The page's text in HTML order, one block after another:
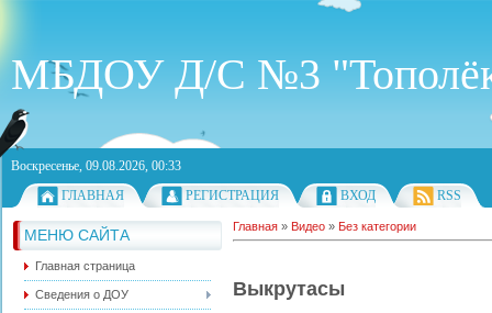
МБДОУ Д/С №3
Воскресенье, 09.08.2026, 00:33
ГЛАВНАЯ
РЕГИСТРАЦИЯ ВХОД RSS
МЕНЮ САЙТА
Главная страница
Сведения о ДОУ
Главная » Видео » Без категории
Выкрутасы